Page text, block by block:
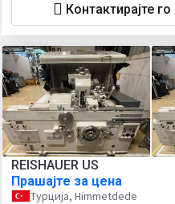
Контактирајте
REISHAUER US
Прашајте за цена
Турција, Himmetdede